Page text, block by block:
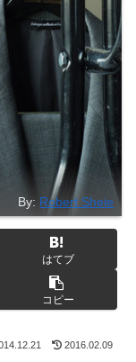
By: Robert Sheie
はてブ
コピー
2016.02.09